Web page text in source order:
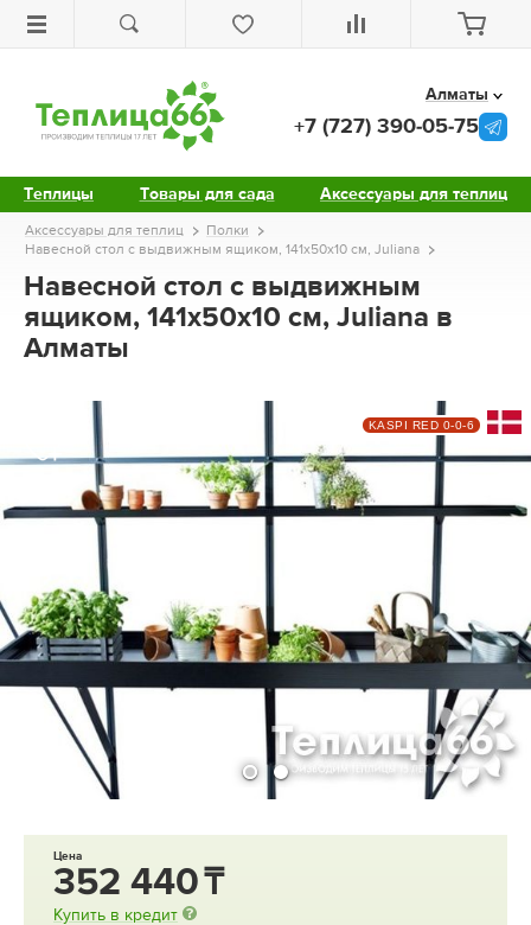
Теплицы Товары для сада Аксессуары для теплиц
Алматы
+7 (727) 390-05-75
Аксессуары для теплиц
Полки
Навесной стол с выдвижным ящиком, 141х50х10 см, Juliana
Навесной стол с выдвижным
ящиком, 141х50х10 см, Juliana в
Алматы
KASPI RED 0-0-6
Цена
352 440
Купить в кредит